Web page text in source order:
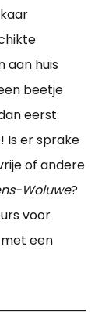
aan huis
beetje
eerst
Is er sprake
of andere
Woluwe?
voor
een